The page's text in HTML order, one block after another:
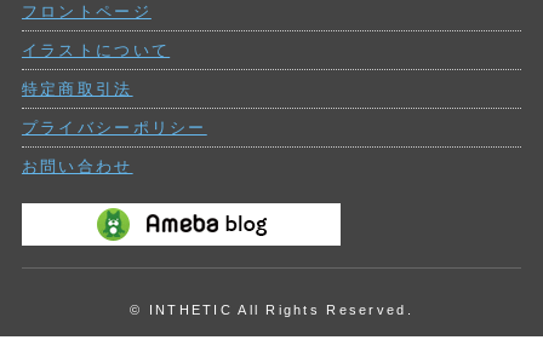
投
稿
フロントページ
イラストについて
特定商取引法
プライバシーポリシー
お問い合わせ
© INTHETIC All Rights Reserved.